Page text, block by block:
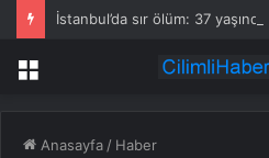
Menü
Anasayfa / Haber